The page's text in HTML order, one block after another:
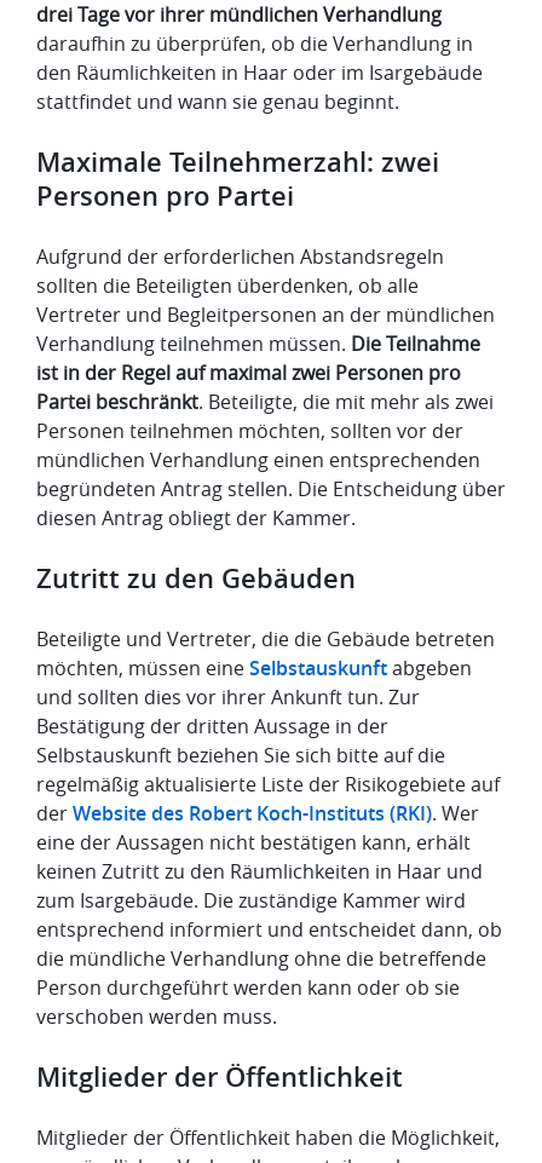
drei Tage vor ihrer mündlichen Verhandlung
daraufhin zu überprüfen, ob die Verhandlung in
den Räumlichkeiten in Haar oder im Isargebäude
stattfindet und wann sie genau beginnt.
Maximale Teilnehmerzahl: zwei
Personen pro Partei
Aufgrund der erforderlichen Abstandsregeln
sollten die Beteiligten überdenken, ob alle
Vertreter und Begleitpersonen an der mündlichen
Verhandlung teilnehmen müssen. Die Teilnahme
ist in der Regel auf maximal zwei Personen pro
Partei beschränkt. Beteiligte, die mit mehr als zwei
Personen teilnehmen möchten, sollten vor der
mündlichen Verhandlung einen entsprechenden
begründeten Antrag stellen. Die Entscheidung über
diesen Antrag obliegt der Kammer.
Zutritt zu den Gebäuden
Beteiligte und Vertreter, die die Gebäude betreten
möchten, müssen eineSelbstauskunftabgeben
und sollten dies vor ihrer Ankunft tun. Zur
Bestätigung der dritten Aussage in der
Selbstauskunft beziehen Sie sich bitte auf die
regelmäßig aktualisierte Liste der Risikogebiete auf
derWebsite des Robert Koch-Instituts (RKI). Wer
eine der Aussagen nicht bestätigen kann, erhält
keinen Zutritt zu den Räumlichkeiten in Haar und
zum Isargebäude. Die zuständige Kammer wird
entsprechend informiert und entscheidet dann, ob
die mündliche Verhandlung ohne die betreffende
Person durchgeführt werden kann oder ob sie
verschoben werden muss.
Mitglieder der Öffentlichkeit
Mitglieder der Öffentlichkeit haben die Möglichkeit,